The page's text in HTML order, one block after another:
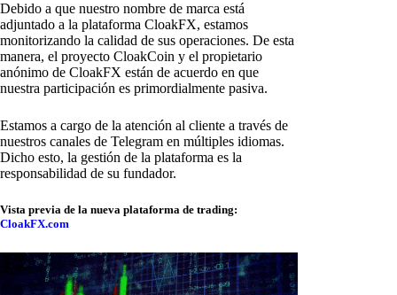
Debido a que nuestro nombre de marca está
adjuntado a la plataforma CloakFX, estamos
monitorizando la calidad de sus operaciones. De esta
manera, el proyecto CloakCoin y el propietario
anónimo de CloakFX están de acuerdo en que
nuestra participación es primordialmente pasiva.
Estamos a cargo de la atención al cliente a través de
nuestros canales de Telegram en múltiples idiomas.
Dicho esto, la gestión de la plataforma es la
responsabilidad de su fundador.
Vista previa de la nueva plataforma de trading:
CloakFX.com